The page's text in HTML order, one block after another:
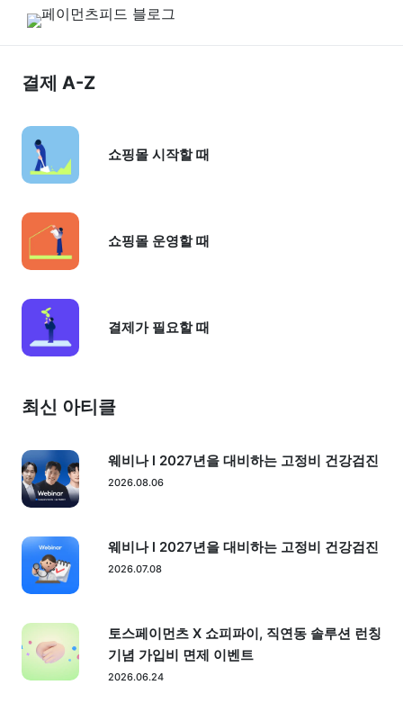
토스페이먼츠피드
결제 A-Z
쇼핑몰 시작할 때
쇼핑몰 운영할 때
결제가 필요할 때
최신 아티클
웨비나 l 2027년을 대비하는 고정비 건강검진
2026.08.06
웨비나 l 2027년을 대비하는 고정비 건강검진
2026.07.08
토스페이먼츠 X 쇼피파이, 직연동 솔루션 런칭
기념 가입비 면제 이벤트
2026.06.24